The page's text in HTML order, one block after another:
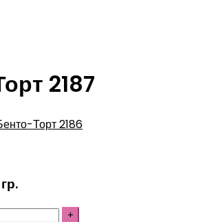
2187
Торт 2186